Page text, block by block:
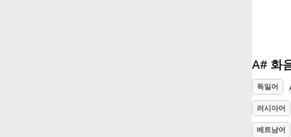
A# 화
독일어
러시아어
베트남어